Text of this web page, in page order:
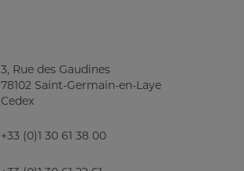
3, Rue des Gaudines
78102 Saint-Germain-en-Laye
Cedex
+33 (0)1 30 61 38 00